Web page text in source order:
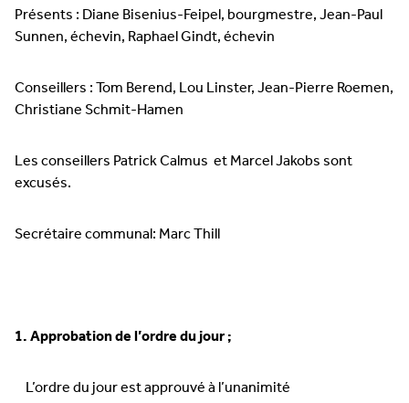
Présents : Diane Bisenius-Feipel, bourgmestre, Jean-Paul
Sunnen, échevin, Raphael Gindt, échevin
Conseillers : Tom Berend, Lou Linster, Jean-Pierre Roemen,
Christiane Schmit-Hamen
Les conseillers Patrick Calmus et Marcel Jakobs sont
excusés.
Secrétaire communal: Marc Thill
1. Approbation de l’ordre du jour ;
L’ordre du jour est approuvé à l’unanimité